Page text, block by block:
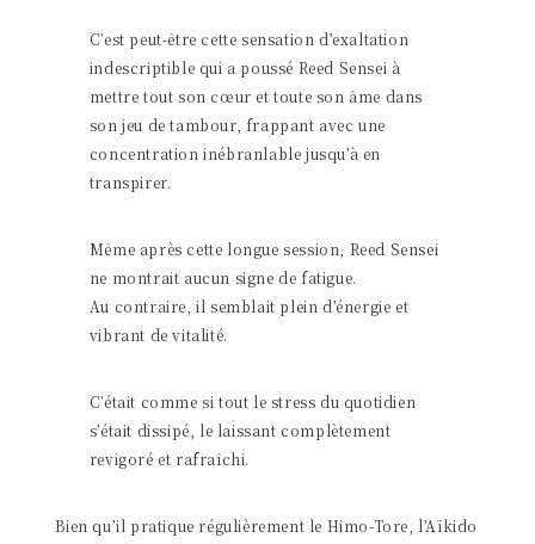
C’est peut-être cette sensation d’exaltation
indescriptible qui a poussé Reed Sensei à
mettre tout son cœur et toute son âme dans
son jeu de tambour, frappant avec une
concentration inébranlable jusqu’à en
transpirer.
Même après cette longue session, Reed Sensei
ne montrait aucun signe de fatigue.
Au contraire, il semblait plein d’énergie et
vibrant de vitalité.
C’était comme si tout le stress du quotidien
s’était dissipé, le laissant complètement
revigoré et rafraîchi.
Bien qu’il pratique régulièrement le Himo-Tore, l’Aïkido